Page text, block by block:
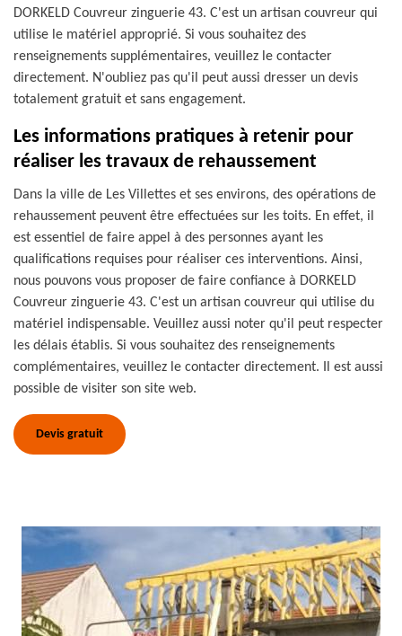
DORKELD Couvreur zinguerie 43. C'est un artisan couvreur qui
utilise le matériel approprié. Si vous souhaitez des
renseignements supplémentaires, veuillez le contacter
directement. N'oubliez pas qu'il peut aussi dresser un devis
totalement gratuit et sans engagement.
Les informations pratiques à retenir pour
réaliser les travaux de rehaussement
Dans la ville de Les Villettes et ses environs, des opérations de
rehaussement peuvent être effectuées sur les toits. En effet, il
est essentiel de faire appel à des personnes ayant les
qualifications requises pour réaliser ces interventions. Ainsi,
nous pouvons vous proposer de faire confiance à DORKELD
Couvreur zinguerie 43. C'est un artisan couvreur qui utilise du
matériel indispensable. Veuillez aussi noter qu'il peut respecter
les délais établis. Si vous souhaitez des renseignements
complémentaires, veuillez le contacter directement. Il est aussi
possible de visiter son site web.
Devis gratuit